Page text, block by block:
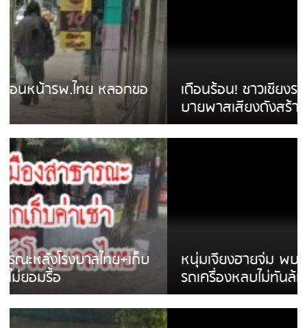
เดือนร้อน! ชาวเชียงรายบ่นรถ Isuzu สีขาวซิ่ง
บายพาสเสียงดังสร้างความรำคาญ
หนุ่มเจียงฮายจ่ม พบถังน้ำดื่มตกกลางถนน
รถเครื่องหลบไม่ทันล้มบาดเจ็บ